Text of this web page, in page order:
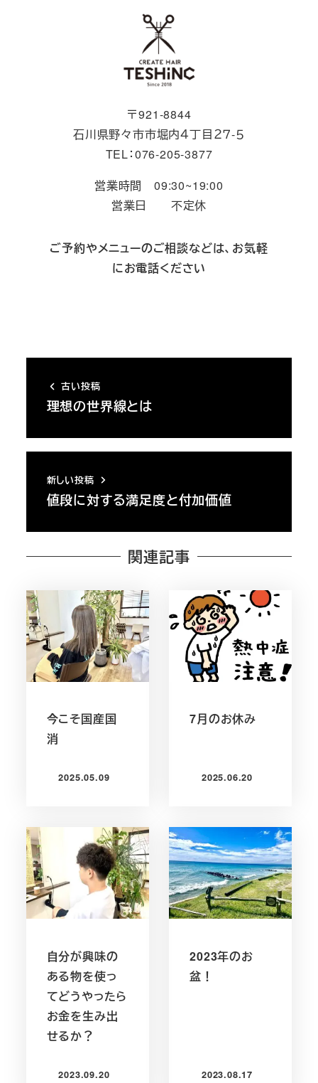
〒921-8844
石川県野々市市堀内４丁目２７-５
TEL：076-205-3877
営業時間 09:30~19:00
営業日 不定休
ご予約やメニューのご相談などは、お気軽
にお電話ください
古い投稿
理想の世界線とは
新しい投稿
値段に対する満足度と付加価値
関連記事
今こそ国産国
消
投稿日
2025.05.09
7月のお休み
投稿日
2025.06.20
自分が興味の
ある物を使っ
てどうやったら
お金を生み出
せるか？
2023.09.20
2023年のお
盆！
2023.08.17